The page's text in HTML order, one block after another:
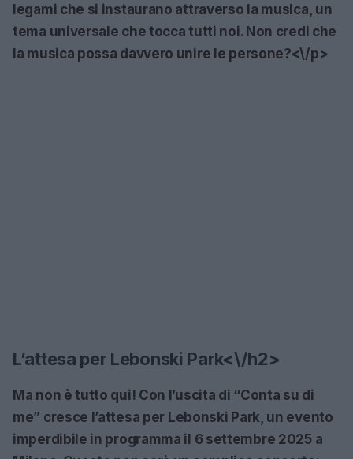
legami che si instaurano attraverso la musica, un
tema universale che tocca tutti noi. Non credi che
la musica possa davvero unire le persone?<\/p>
L’attesa per Lebonski Park<\/h2>
Ma non è tutto qui! Con l’uscita di “Conta su di
me” cresce l’attesa per Lebonski Park , un evento
imperdibile in programma il 6 settembre 2025 a